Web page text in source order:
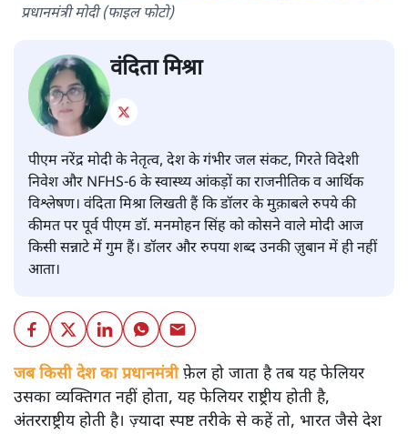
प्रधानमंत्री मोदी (फाइल फोटो)
वंदिता मिश्रा
पीएम नरेंद्र मोदी के नेतृत्व, देश के गंभीर जल संकट, गिरते विदेशी
निवेश और NFHS-6 के स्वास्थ्य आंकड़ों का राजनीतिक व आर्थिक
विश्लेषण। वंदिता मिश्रा लिखती हैं कि डॉलर के मुक़ाबले रुपये की
कीमत पर पूर्व पीएम डॉ. मनमोहन सिंह को कोसने वाले मोदी आज
किसी सन्नाटे में गुम हैं। डॉलर और रुपया शब्द उनकी ज़ुबान में ही नहीं
आता।
जब किसी देश का प्रधानमंत्रीफ़ेल हो जाता है तब यह फेलियर
उसका व्यक्तिगत नहीं होता, यह फेलियर राष्ट्रीय होती है,
अंतरराष्ट्रीय होती है। ज़्यादा स्पष्ट तरीके से कहें तो, भारत जैसे देश